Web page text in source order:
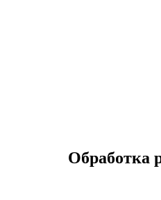
Обработка